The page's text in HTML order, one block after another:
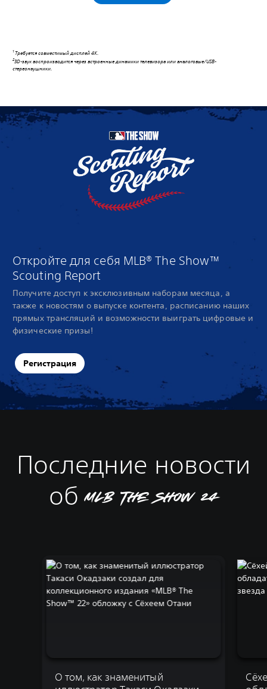
1 Требуется совместимый дисплей 4K.
23D-звук воспроизводится через встроенные динамики телевизора или аналоговые/USB-
стереонаушники.
Откройте для себя MLB® The Show™
Scouting Report
Получите доступ к эксклюзивным наборам месяца, а
также к новостям о выпуске контента, расписанию наших
прямых трансляций и возможности выиграть цифровые и
физические призы!
Регистрация
Последние новости
об MLB The Show 24
О том, как знаменитый